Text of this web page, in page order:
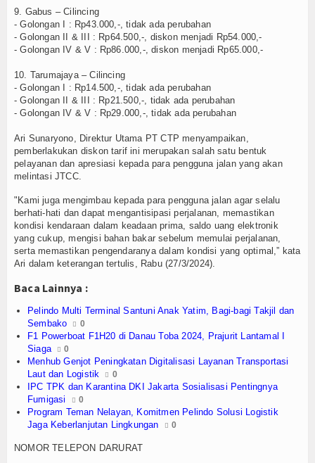
9. Gabus – Cilincing
- Golongan I : Rp43.000,-, tidak ada perubahan
- Golongan II & III : Rp64.500,-, diskon menjadi Rp54.000,-
- Golongan IV & V : Rp86.000,-, diskon menjadi Rp65.000,-
10. Tarumajaya – Cilincing
- Golongan I : Rp14.500,-, tidak ada perubahan
- Golongan II & III : Rp21.500,-, tidak ada perubahan
- Golongan IV & V : Rp29.000,-, tidak ada perubahan
Ari Sunaryono, Direktur Utama PT CTP menyampaikan,
pemberlakukan diskon tarif ini merupakan salah satu bentuk
pelayanan dan apresiasi kepada para pengguna jalan yang akan
melintasi JTCC.
"Kami juga mengimbau kepada para pengguna jalan agar selalu
berhati-hati dan dapat mengantisipasi perjalanan, memastikan
kondisi kendaraan dalam keadaan prima, saldo uang elektronik
yang cukup, mengisi bahan bakar sebelum memulai perjalanan,
serta memastikan pengendaranya dalam kondisi yang optimal,” kata
Ari dalam keterangan tertulis, Rabu (27/3/2024).
Baca Lainnya :
Pelindo Multi Terminal Santuni Anak Yatim, Bagi-bagi Takjil dan
Sembako
0
F1 Powerboat F1H20 di Danau Toba 2024, Prajurit Lantamal I
Siaga
0
Menhub Genjot Peningkatan Digitalisasi Layanan Transportasi
Laut dan Logistik
0
IPC TPK dan Karantina DKI Jakarta Sosialisasi Pentingnya
Fumigasi
0
Program Teman Nelayan, Komitmen Pelindo Solusi Logistik
Jaga Keberlanjutan Lingkungan
0
NOMOR TELEPON DARURAT